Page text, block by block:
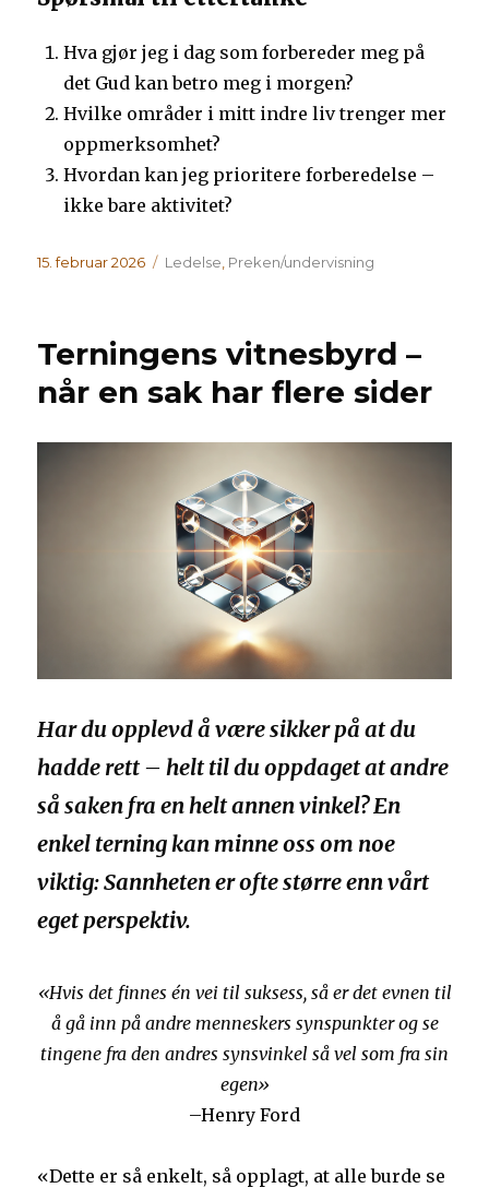
Hva gjør jeg i dag som forbereder meg på
det Gud kan betro meg i morgen?
Hvilke områder i mitt indre liv trenger mer
oppmerksomhet?
Hvordan kan jeg prioritere forberedelse –
ikke bare aktivitet?
Publisert
15. februar 2026 Kategorier
Ledelse Preken/undervisning
Terningens vitnesbyrd –
når en sak har flere sider
Har du opplevd å være sikker på at du
hadde rett – helt til du oppdaget at andre
så saken fra en helt annen vinkel? En
enkel terning kan minne oss om noe
viktig: Sannheten er ofte større enn vårt
eget perspektiv.
«Hvis det finnes én vei til suksess, så er det evnen til
å gå inn på andre menneskers synspunkter og se
tingene fra den andres synsvinkel så vel som fra sin
egen»
–Henry Ford
«Dette er så enkelt, så opplagt, at alle burde se